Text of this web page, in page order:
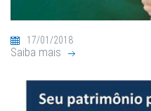
17/01/2018
Saiba mais